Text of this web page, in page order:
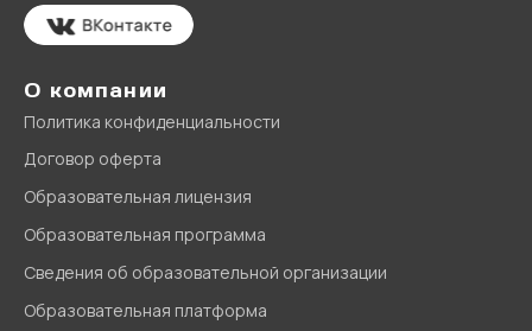
О компании
Политика конфиденциальности
Договор оферта
Образовательная лицензия
Образовательная программа
Сведения об образовательной организации
Образовательная платформа